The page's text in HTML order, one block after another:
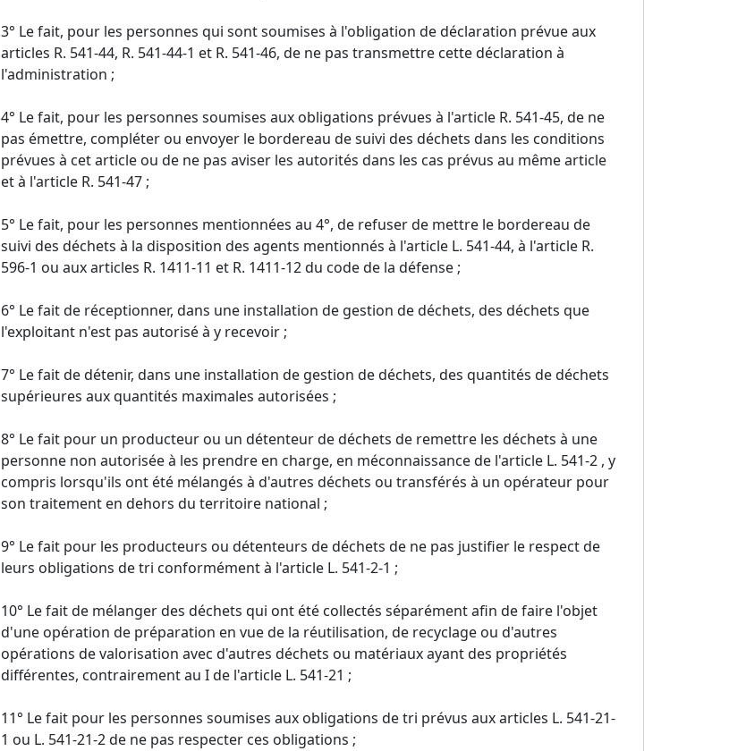
3° Le fait, pour les personnes qui sont soumises à l'obligation de déclaration prévue aux
articles R. 541-44, R. 541-44-1 et R. 541-46, de ne pas transmettre cette déclaration à
l'administration ;
4° Le fait, pour les personnes soumises aux obligations prévues à l'article R. 541-45, de ne
pas émettre, compléter ou envoyer le bordereau de suivi des déchets dans les conditions
prévues à cet article ou de ne pas aviser les autorités dans les cas prévus au même article
et à l'article R. 541-47 ;
5° Le fait, pour les personnes mentionnées au 4°, de refuser de mettre le bordereau de
suivi des déchets à la disposition des agents mentionnés à l'article L. 541-44, à l'article R.
596-1 ou aux articles R. 1411-11 et R. 1411-12 du code de la défense ;
6° Le fait de réceptionner, dans une installation de gestion de déchets, des déchets que
l'exploitant n'est pas autorisé à y recevoir ;
7° Le fait de détenir, dans une installation de gestion de déchets, des quantités de déchets
supérieures aux quantités maximales autorisées ;
8° Le fait pour un producteur ou un détenteur de déchets de remettre les déchets à une
personne non autorisée à les prendre en charge, en méconnaissance de l'article L. 541-2 , y
compris lorsqu'ils ont été mélangés à d'autres déchets ou transférés à un opérateur pour
son traitement en dehors du territoire national ;
9° Le fait pour les producteurs ou détenteurs de déchets de ne pas justifier le respect de
leurs obligations de tri conformément à l'article L. 541-2-1 ;
10° Le fait de mélanger des déchets qui ont été collectés séparément afin de faire l'objet
d'une opération de préparation en vue de la réutilisation, de recyclage ou d'autres
opérations de valorisation avec d'autres déchets ou matériaux ayant des propriétés
différentes, contrairement au I de l'article L. 541-21 ;
11° Le fait pour les personnes soumises aux obligations de tri prévus aux articles L. 541-21-
1 ou L. 541-21-2 de ne pas respecter ces obligations ;